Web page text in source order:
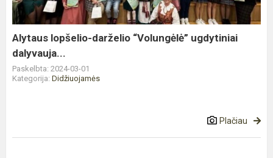
dalyvauja...
Alytaus lopšelio-darželio “Volungėlė” ugdytiniai
dalyvauja...
Paskelbta: 2024-03-01
Kategorija: Didžiuojamės
Plačiau